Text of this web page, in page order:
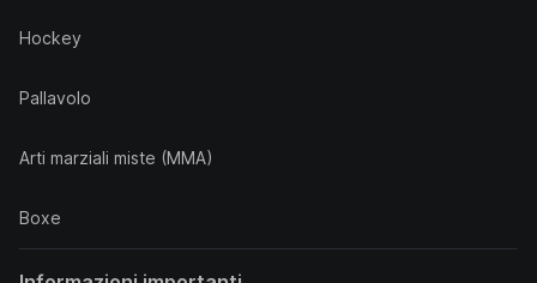
Hockey
Pallavolo
Arti marziali miste (MMA)
Boxe